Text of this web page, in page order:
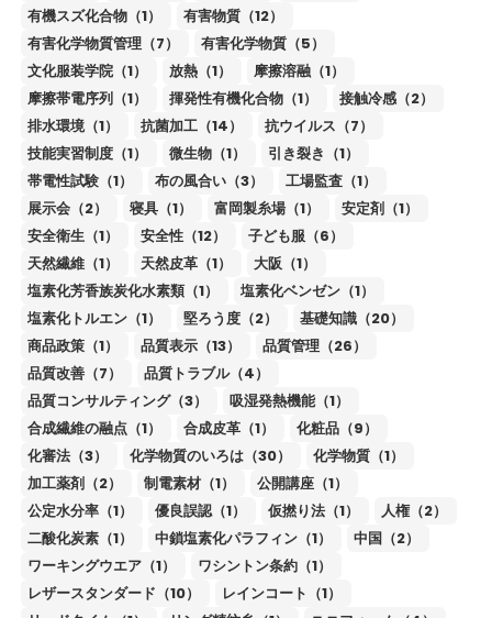
有機スズ化合物（1）
有害物質（12）
有害化学物質管理（7）
有害化学物質（5）
文化服装学院（1）
放熱（1）
摩擦溶融（1）
摩擦帯電序列（1）
揮発性有機化合物（1）
接触冷感（2）
排水環境（1）
抗菌加工（14）
抗ウイルス（7）
技能実習制度（1）
微生物（1）
引き裂き（1）
帯電性試験（1）
布の風合い（3）
工場監査（1）
展示会（2）
寝具（1） 富岡製糸場（1）
安定剤（1）
安全衛生（1）
安全性（12）
子ども服（6）
天然繊維（1）
天然皮革（1）
大阪（1）
塩素化芳香族炭化水素類（1）
塩素化ベンゼン（1）
塩素化トルエン（1）
堅ろう度（2）
基礎知識（20）
商品政策（1）
品質表示（13）
品質管理（26）
品質改善（7）
品質トラブル（4）
品質コンサルティング（3）
吸湿発熱機能（1）
合成繊維の融点（1）
合成皮革（1）
化粧品（9）
化審法（3）
化学物質のいろは（30）
化学物質（1）
加工薬剤（2）
制電素材（1）
公開講座（1）
公定水分率（1）
優良誤認（1） 仮撚り法（1）
人権（2）
二酸化炭素（1）
中鎖塩素化パラフィン（1）
中国（2）
ワーキングウエア（1）
ワシントン条約（1）
レザースタンダード（10）
レインコート（1）